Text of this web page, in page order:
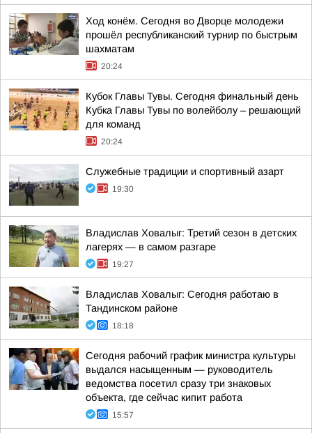
Ход конём. Сегодня во Дворце молодежи
прошёл республиканский турнир по быстрым
шахматам
20:24
Кубок Главы Тувы. Сегодня финальный день
Кубка Главы Тувы по волейболу – решающий
для команд
20:24
Служебные традиции и спортивный азарт
19:30
Владислав Ховалыг: Третий сезон в детских
лагерях — в самом разгаре
19:27
Владислав Ховалыг: Сегодня работаю в
Тандинском районе
18:18
Сегодня рабочий график министра культуры
выдался насыщенным — руководитель
ведомства посетил сразу три знаковых
объекта, где сейчас кипит работа
15:57